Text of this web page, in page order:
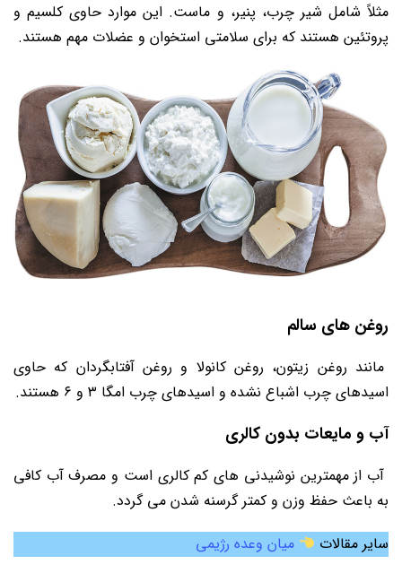
مثلاً شامل شیر چرب، پنیر، و ماست. این موارد حاوی کلسیم و
پروتئین هستند که برای سلامتی استخوان و عضلات مهم هستند.
روغن ‌های سالم
مانند روغن زیتون، روغن کانولا و روغن آفتابگردان که حاوی
اسیدهای چرب اشباع نشده و اسیدهای چرب امگا ۳ و ۶ هستند.
آب و مایعات بدون کالری
آب از مهمترین نوشیدنی‌ های کم کالری است و مصرف آب کافی
به باعث حفظ وزن و کمتر گرسنه شدن می گردد.
سایر مقالات
میان وعده رژیمی